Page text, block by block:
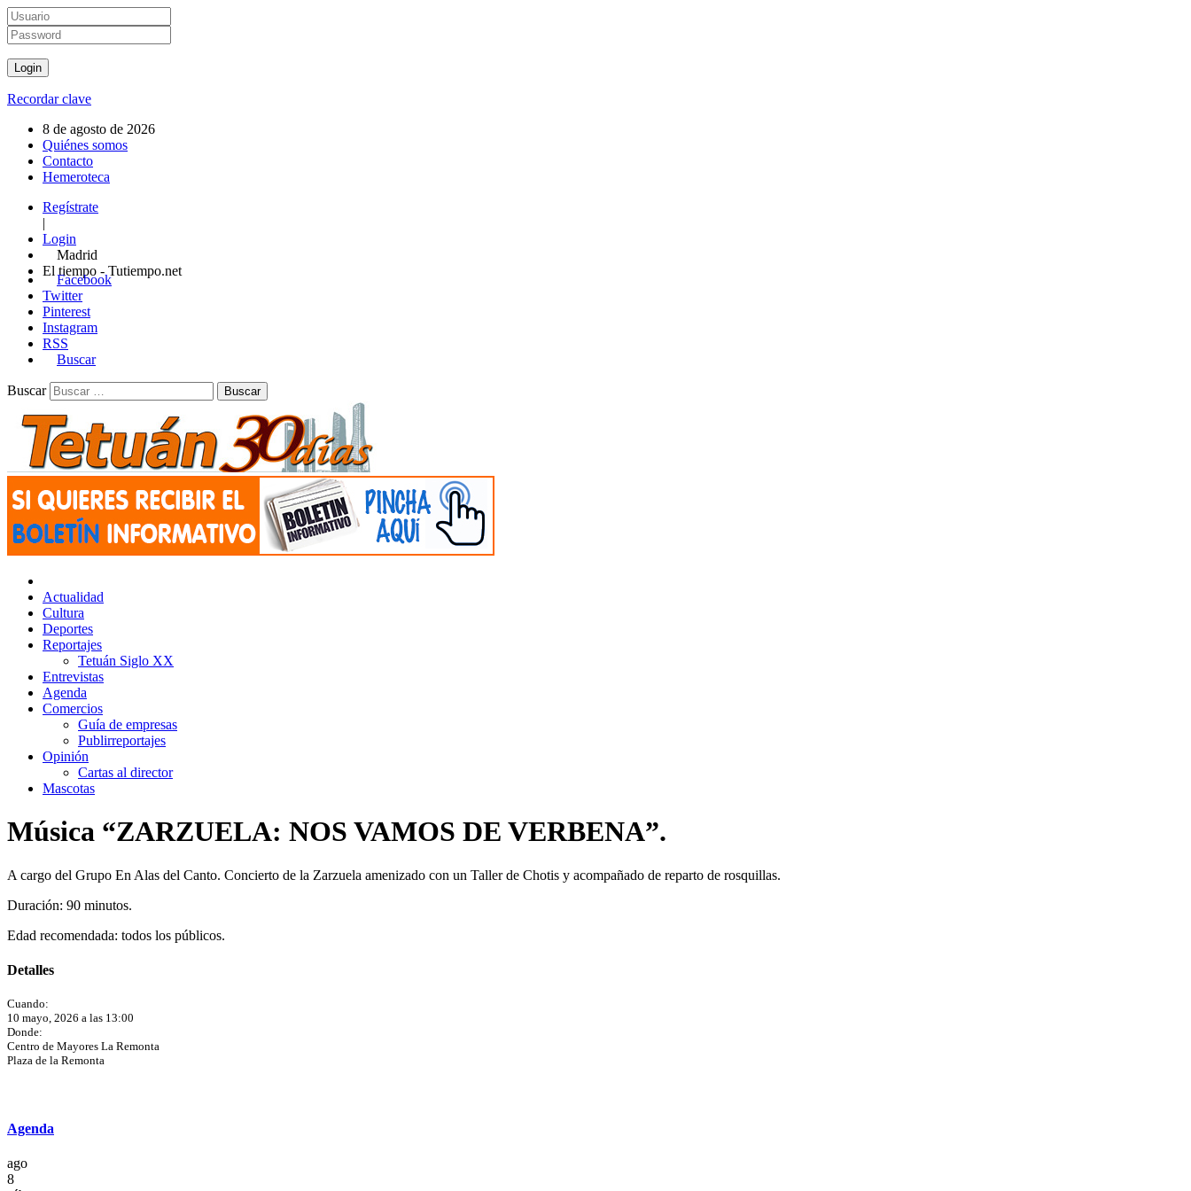
Recordar clave
8 de agosto de 2026
Quiénes somos
Contacto
Hemeroteca
Regístrate
|
Login
Madrid
El tiempo - Tutiempo.net
Facebook
Twitter
Pinterest
Instagram
RSS
Buscar
Buscar
Actualidad
Cultura
Deportes
Reportajes
Tetuán Siglo XX
Entrevistas
Agenda
Comercios
Guía de empresas
Publirreportajes
Opinión
Cartas al director
Mascotas
Música “ZARZUELA: NOS VAMOS DE VERBENA”.
A cargo del Grupo En Alas del Canto. Concierto de la Zarzuela amenizado con un Taller de Chotis y acompañado de reparto de rosquillas.
Duración: 90 minutos.
Edad recomendada: todos los públicos.
Detalles
Cuando:
10 mayo, 2026 a las 13:00
Donde:
Centro de Mayores La Remonta
Plaza de la Remonta
Agenda
ago
8